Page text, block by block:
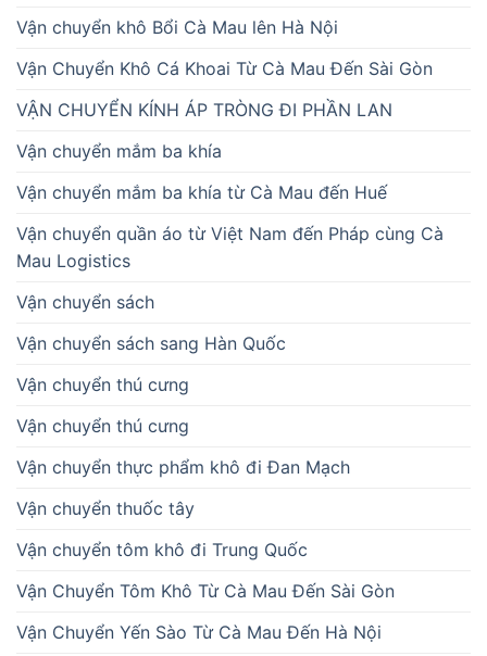
Vận chuyển khô Bổi Cà Mau lên Hà Nội
Vận Chuyển Khô Cá Khoai Từ Cà Mau Đến Sài Gòn
VẬN CHUYỂN KÍNH ÁP TRÒNG ĐI PHẦN LAN
Vận chuyển mắm ba khía
Vận chuyển mắm ba khía từ Cà Mau đến Huế
Vận chuyển quần áo từ Việt Nam đến Pháp cùng Cà
Mau Logistics
Vận chuyển sách
Vận chuyển sách sang Hàn Quốc
Vận chuyển thú cưng
Vận chuyển thú cưng
Vận chuyển thực phẩm khô đi Đan Mạch
Vận chuyển thuốc tây
Vận chuyển tôm khô đi Trung Quốc
Vận Chuyển Tôm Khô Từ Cà Mau Đến Sài Gòn
Vận Chuyển Yến Sào Từ Cà Mau Đến Hà Nội